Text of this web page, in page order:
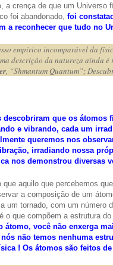
a crença de que um
foi abandonado, foi
a reconhecer que tudo no
empírico incomparável da
descrição da natureza ainda
, “Shmantum Quantum”;
que os átomos
e vibrando, cada um
queremos nos
irradiando nossa
nos demonstrou diversas
aquilo que percebemos
a composição de um
um tornado, com um número
o que compõem a estrutura do
átomo, você não enxerga
não temos nenhuma
! Os átomos são feitos